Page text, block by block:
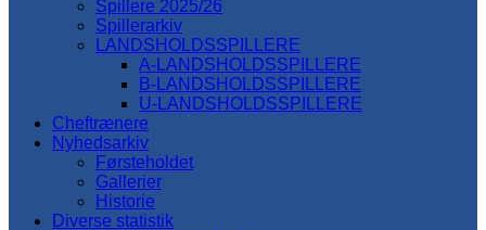
Spillere 2025/26
Spillerarkiv
LANDSHOLDSSPILLERE
A-LANDSHOLDSSPILLERE
B-LANDSHOLDSSPILLERE
U-LANDSHOLDSSPILLERE
Cheftrænere
Nyhedsarkiv
Førsteholdet
Gallerier
Historie
Diverse statistik